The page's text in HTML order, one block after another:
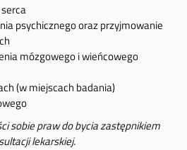
psychicznego oraz przyjmowanie
mózgowego i wieńcowego
(w miejscach badania)
sobie praw do bycia zastępnikiem
lekarskiej.